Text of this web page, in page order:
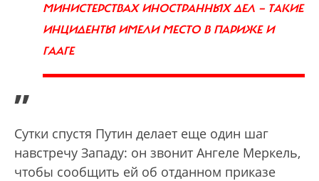
МИНИСТЕРСТВАХ ИНОСТРАННЫХ ДЕЛ — ТАКИЕ
ИНЦИДЕНТЫ ИМЕЛИ МЕСТО В ПАРИЖЕ И
ГААГЕ
”
Сутки спустя Путин делает еще один шаг
навстречу Западу: он звонит Ангеле Меркель,
чтобы сообщить ей об отданном приказе